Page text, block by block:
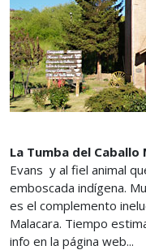
La Tumba del Caballo
Evans y al fiel animal
emboscada indígena.
es el complemento
Malacara. Tiempo
info en la página web...